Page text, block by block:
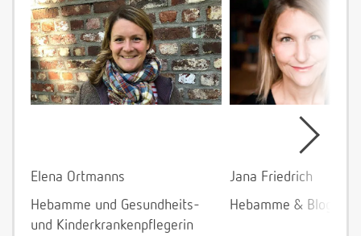
Elena Ortmanns
Hebamme und Gesundheits-
und Kinderkrankenpflegerin
Jana Friedrich
Hebamme &